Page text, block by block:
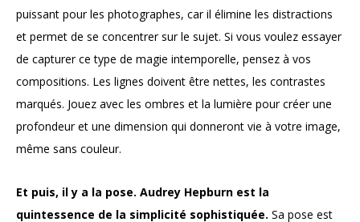
puissant pour les photographes, car il élimine les distractions
et permet de se concentrer sur le sujet. Si vous voulez essayer
de capturer ce type de magie intemporelle, pensez à vos
compositions. Les lignes doivent être nettes, les contrastes
marqués. Jouez avec les ombres et la lumière pour créer une
profondeur et une dimension qui donneront vie à votre image,
même sans couleur.
Et puis, il y a la pose. Audrey Hepburn est la
quintessence de la simplicité sophistiquée. Sa pose est